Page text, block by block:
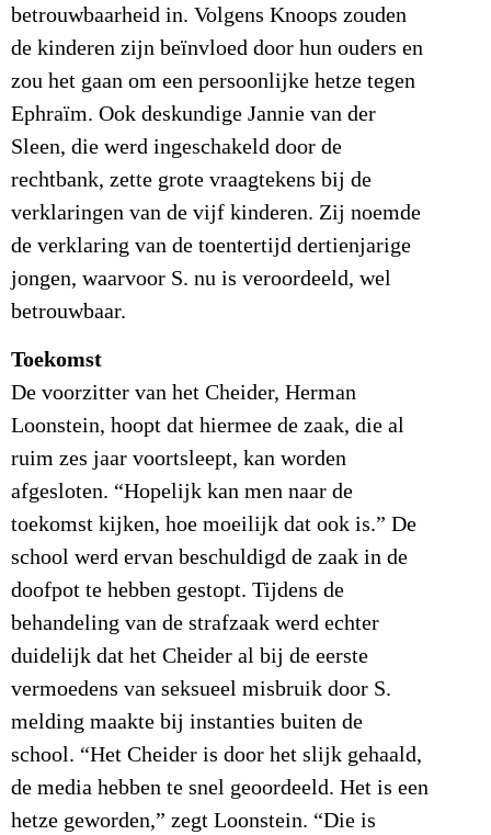
betrouwbaarheid in. Volgens Knoops zouden
de kinderen zijn beïnvloed door hun ouders en
zou het gaan om een persoonlijke hetze tegen
Ephraïm. Ook deskundige Jannie van der
Sleen, die werd ingeschakeld door de
rechtbank, zette grote vraagtekens bij de
verklaringen van de vijf kinderen. Zij noemde
de verklaring van de toentertijd dertienjarige
jongen, waarvoor S. nu is veroordeeld, wel
betrouwbaar.
Toekomst
De voorzitter van het Cheider, Herman
Loonstein, hoopt dat hiermee de zaak, die al
ruim zes jaar voortsleept, kan worden
afgesloten. “Hopelijk kan men naar de
toekomst kijken, hoe moeilijk dat ook is.” De
school werd ervan beschuldigd de zaak in de
doofpot te hebben gestopt. Tijdens de
behandeling van de strafzaak werd echter
duidelijk dat het Cheider al bij de eerste
vermoedens van seksueel misbruik door S.
melding maakte bij instanties buiten de
school. “Het Cheider is door het slijk gehaald,
de media hebben te snel geoordeeld. Het is een
hetze geworden,” zegt Loonstein. “Die is